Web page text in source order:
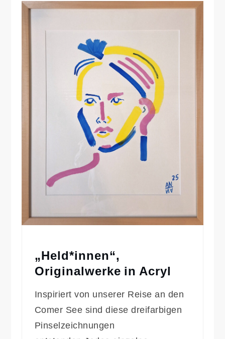
„Held*innen“,
Originalwerke in Acryl
Inspiriert von unserer Reise an den
Comer See sind diese dreifarbigen
Pinselzeichnungen